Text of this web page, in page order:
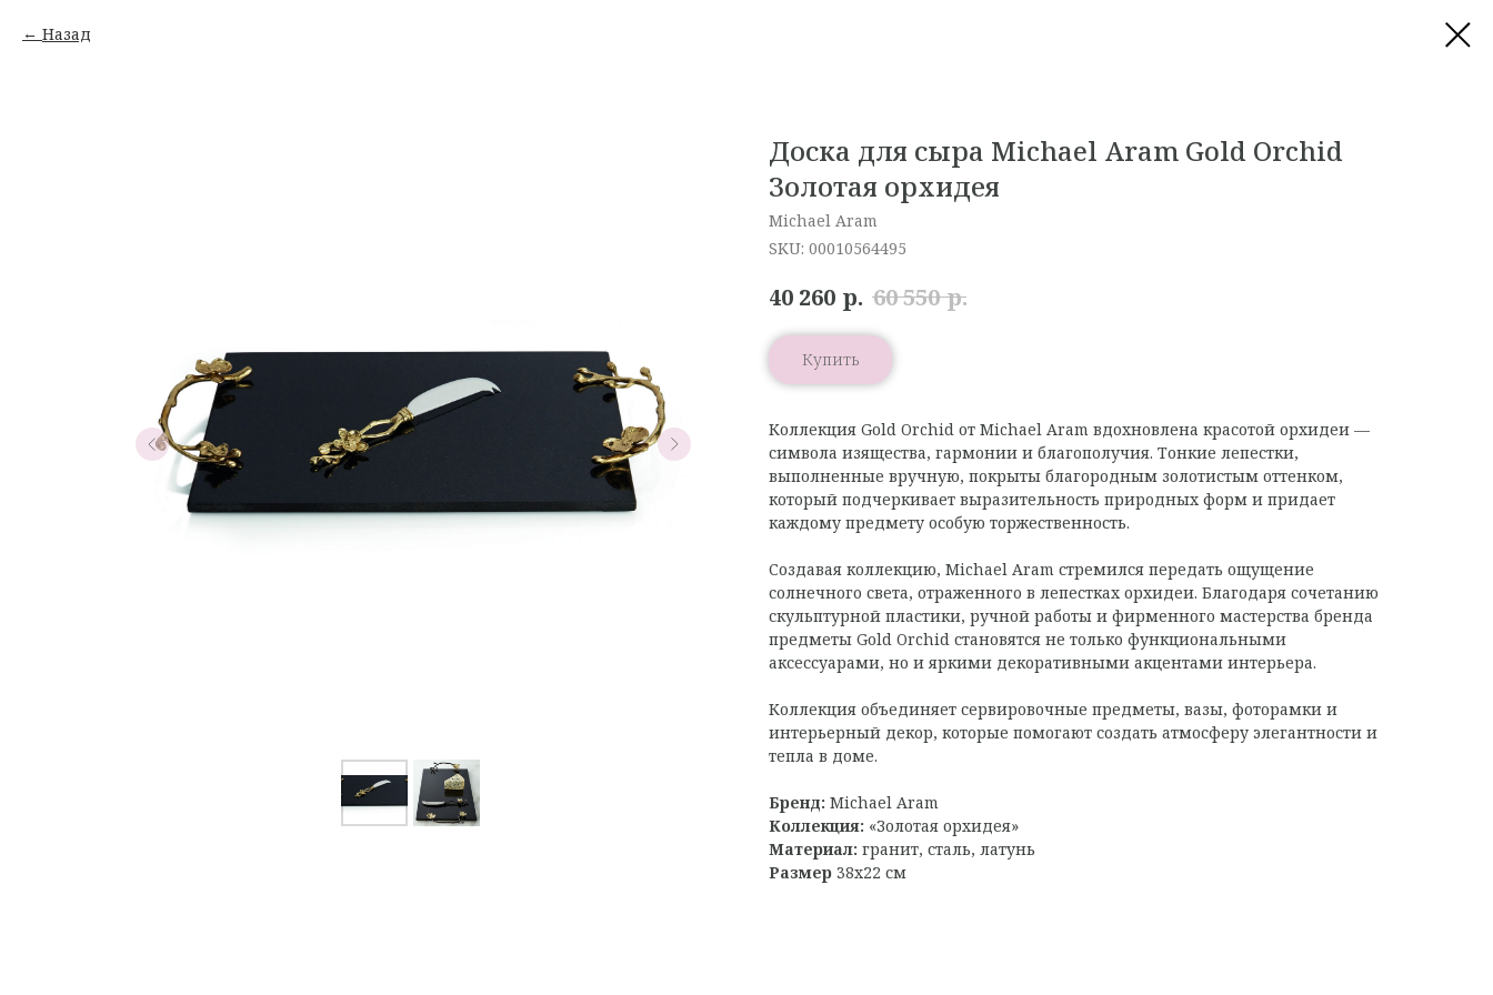
Назад
Доска для сыра Michael Aram Gold Orchid
Золотая орхидея
Michael Aram
SKU: 00010564495
40 260 р. 60 550 р.
Купить
Коллекция Gold Orchid от Michael Aram вдохновлена красотой орхидеи —
символа изящества, гармонии и благополучия. Тонкие лепестки,
выполненные вручную, покрыты благородным золотистым оттенком,
который подчеркивает выразительность природных форм и придает
каждому предмету особую торжественность.
Создавая коллекцию, Michael Aram стремился передать ощущение
солнечного света, отраженного в лепестках орхидеи. Благодаря сочетанию
скульптурной пластики, ручной работы и фирменного мастерства бренда
предметы Gold Orchid становятся не только функциональными
аксессуарами, но и яркими декоративными акцентами интерьера.
Коллекция объединяет сервировочные предметы, вазы, фоторамки и
интерьерный декор, которые помогают создать атмосферу элегантности и
тепла в доме.
Бренд: Michael Aram
Коллекция: «Золотая орхидея»
Материал: гранит, сталь, латунь
Размер 38х22 см